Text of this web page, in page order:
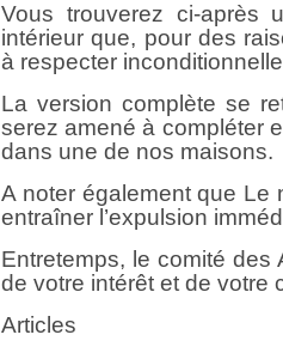
Vous trouverez ci-après
intérieur que, pour des
à respecter
La version complète se
serez amené à compléter
dans une de nos maisons.
A noter également que Le
entraîner l’expulsion
Entretemps, le comité des
de votre intérêt et de votre
Articles